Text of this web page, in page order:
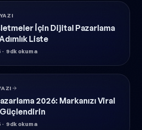
İçin Dijital Pazarlama
Liste
· 9 dk okuma
2026: Markanızı Viral
· 9 dk okuma